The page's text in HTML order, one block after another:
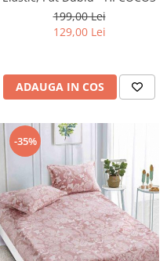
199,00 Lei
129,00 Lei
ADAUGA IN COS
-35%